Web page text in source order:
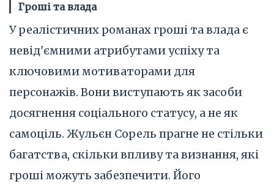
Гроші та влада
У реалістичних романах гроші та влада є
невід'ємними атрибутами успіху та
ключовими мотиваторами для
персонажів. Вони виступають як засоби
досягнення соціального статусу, а не як
самоціль. Жульєн Сорель прагне не стільки
багатства, скільки впливу та визнання, які
гроші можуть забезпечити. Його